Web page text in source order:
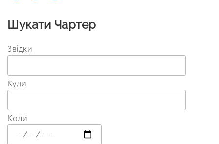
Шукати Чартер
Звідки
Куди
Коли